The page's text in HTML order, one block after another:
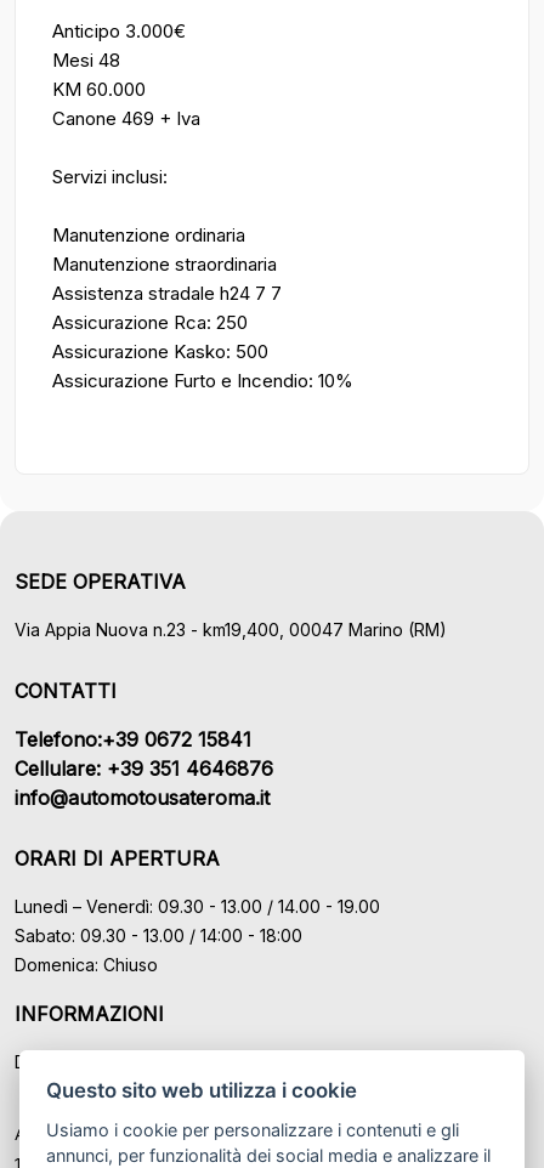
Questo sito web utilizza i cookie
Usiamo i cookie per personalizzare i contenuti e gli
annunci, per funzionalità dei social media e analizzare il
Anticipo 3.000€
Mesi 48
KM 60.000
Canone 469 + Iva
Servizi inclusi:
Manutenzione ordinaria
Manutenzione straordinaria
Assistenza stradale h24 7 7
Assicurazione Rca: 250
Assicurazione Kasko: 500
Assicurazione Furto e Incendio: 10%
SEDE OPERATIVA
Via Appia Nuova n.23 - km19,400, 00047 Marino (RM)
CONTATTI
Telefono:+39 0672 15841
Cellulare: +39 351 4646876
info@automotousateroma.it
ORARI DI APERTURA
Lunedì – Venerdì: 09.30 - 13.00 / 14.00 - 19.00
Sabato: 09.30 - 13.00 / 14:00 - 18:00
Domenica: Chiuso
INFORMAZIONI
Domande Frequenti (FAQ)
Auto Moto Usate Roma Srl sede di Marino - Roma, P.IVA: IT
12489131008